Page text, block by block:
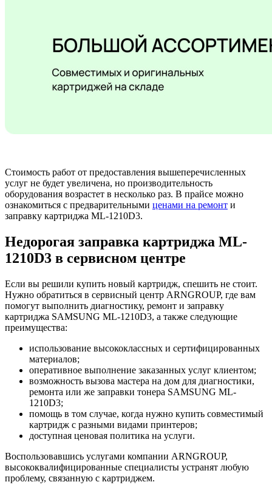
Стоимость работ от предоставления вышеперечисленных
услуг не будет увеличена, но производительность
оборудования возрастет в несколько раз. В прайсе можно
ознакомиться с предварительными ценами на ремонт и
заправку картриджа ML-1210D3.
Недорогая заправка картриджа ML-
1210D3 в сервисном центре
Если вы решили купить новый картридж, спешить не стоит.
Нужно обратиться в сервисный центр ARNGROUP, где вам
помогут выполнить диагностику, ремонт и заправку
картриджа SAMSUNG ML-1210D3, а также следующие
преимущества:
использование высококлассных и сертифицированных
материалов;
оперативное выполнение заказанных услуг клиентом;
возможность вызова мастера на дом для диагностики,
ремонта или же заправки тонера SAMSUNG ML-
1210D3;
помощь в том случае, когда нужно купить совместимый
картридж с разными видами принтеров;
доступная ценовая политика на услуги.
Воспользовавшись услугами компании ARNGROUP,
высококвалифицированные специалисты устранят любую
проблему, связанную с картриджем.